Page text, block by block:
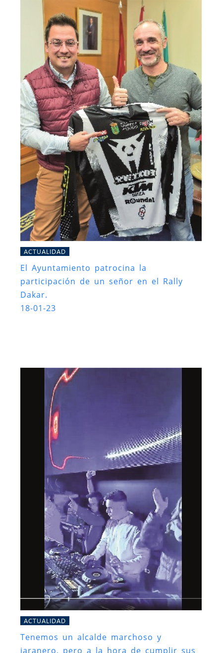
ACTUALIDAD
El Ayuntamiento patrocina la
participación de un señor en el Rally
Dakar.
18-01-23
ACTUALIDAD
Tenemos un alcalde marchoso y
jaranero, pero a la hora de cumplir sus